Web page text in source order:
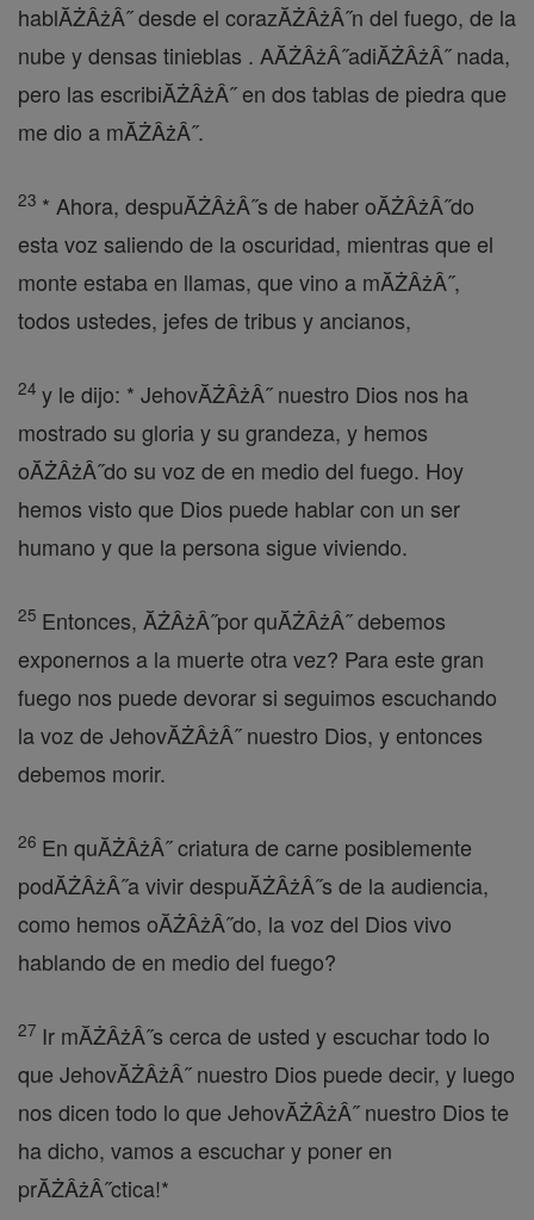
hablĂŻÂżÂ˝ desde el corazĂŻÂżÂ˝n del fuego, de la
nube y densas tinieblas . AĂŻÂżÂ˝adiĂŻÂżÂ˝ nada,
pero las escribiĂŻÂżÂ˝ en dos tablas de piedra que
me dio a mĂŻÂżÂ˝.
23 * Ahora, despuĂŻÂżÂ˝s de haber oĂŻÂżÂ˝do
esta voz saliendo de la oscuridad, mientras que el
monte estaba en llamas, que vino a mĂŻÂżÂ˝,
todos ustedes, jefes de tribus y ancianos,
24 y le dijo: * JehovĂŻÂżÂ˝ nuestro Dios nos ha
mostrado su gloria y su grandeza, y hemos
oĂŻÂżÂ˝do su voz de en medio del fuego. Hoy
hemos visto que Dios puede hablar con un ser
humano y que la persona sigue viviendo.
25 Entonces, ĂŻÂżÂ˝por quĂŻÂżÂ˝ debemos
exponernos a la muerte otra vez? Para este gran
fuego nos puede devorar si seguimos escuchando
la voz de JehovĂŻÂżÂ˝ nuestro Dios, y entonces
debemos morir.
26 En quĂŻÂżÂ˝ criatura de carne posiblemente
podĂŻÂżÂ˝a vivir despuĂŻÂżÂ˝s de la audiencia,
como hemos oĂŻÂżÂ˝do, la voz del Dios vivo
hablando de en medio del fuego?
27 Ir mĂŻÂżÂ˝s cerca de usted y escuchar todo lo
que JehovĂŻÂżÂ˝ nuestro Dios puede decir, y luego
nos dicen todo lo que JehovĂŻÂżÂ˝ nuestro Dios te
ha dicho, vamos a escuchar y poner en
prĂŻÂżÂ˝ctica!*